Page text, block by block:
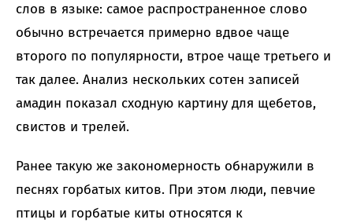
слов в языке: самое распространенное слово
обычно встречается примерно вдвое чаще
второго по популярности, втрое чаще третьего и
так далее. Анализ нескольких сотен записей
амадин показал сходную картину для щебетов,
свистов и трелей.
Ранее такую же закономерность обнаружили в
песнях горбатых китов. При этом люди, певчие
птицы и горбатые киты относятся к